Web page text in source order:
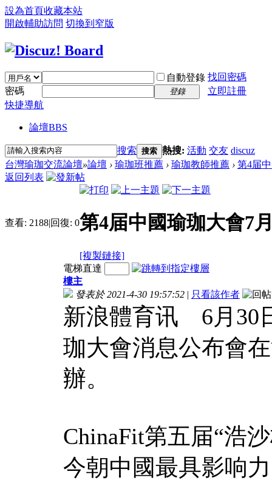
設為首頁收藏本站
開啟輔助訪問 切換到窄版
自動登錄 找回密碼
密碼
登錄
立即註冊
快捷導航
論壇BBS
搜索 搜索 熱搜: 活動 交友 discuz
台灣瑜珈交流論壇»論壇 › 瑜珈班推薦 › 瑜珈教師推薦 › 第4届
返回列表
查看: 2188|回復: 0第4届中國瑜珈大會7
[複製鏈接]
電梯直達
樓主
發表於 2021-4-30 19:57:52 | 只看該作者
新浪體育讯 6月30
珈大會消息公布會
辦。
ChinaFit第五届“浩
今朝中國最具影响